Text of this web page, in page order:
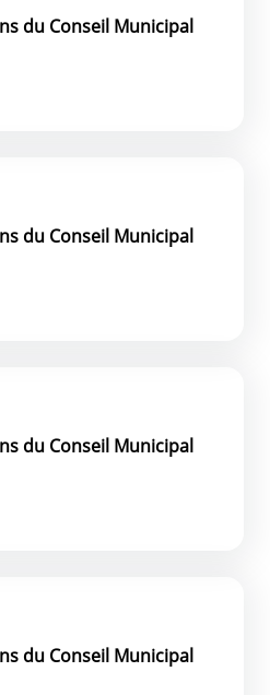
du Conseil Municipal
du Conseil Municipal
du Conseil Municipal
du Conseil Municipal